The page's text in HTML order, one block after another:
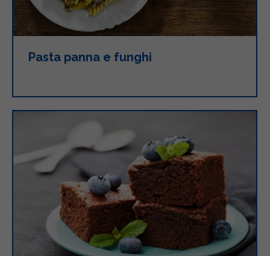
Pasta panna e funghi